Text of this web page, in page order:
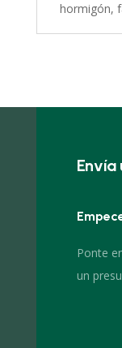
hormigón,
Envía
Ponte
un